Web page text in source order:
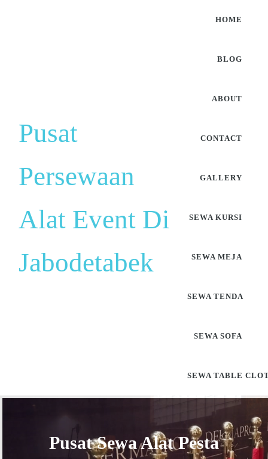
Pusat
Persewaan
Alat Event Di
Jabodetabek
HOME
BLOG
ABOUT
CONTACT
GALLERY
SEWA KURSI
SEWA MEJA
SEWA TENDA
SEWA SOFA
SEWA TABLE
Pusat Sewa Alat Pesta